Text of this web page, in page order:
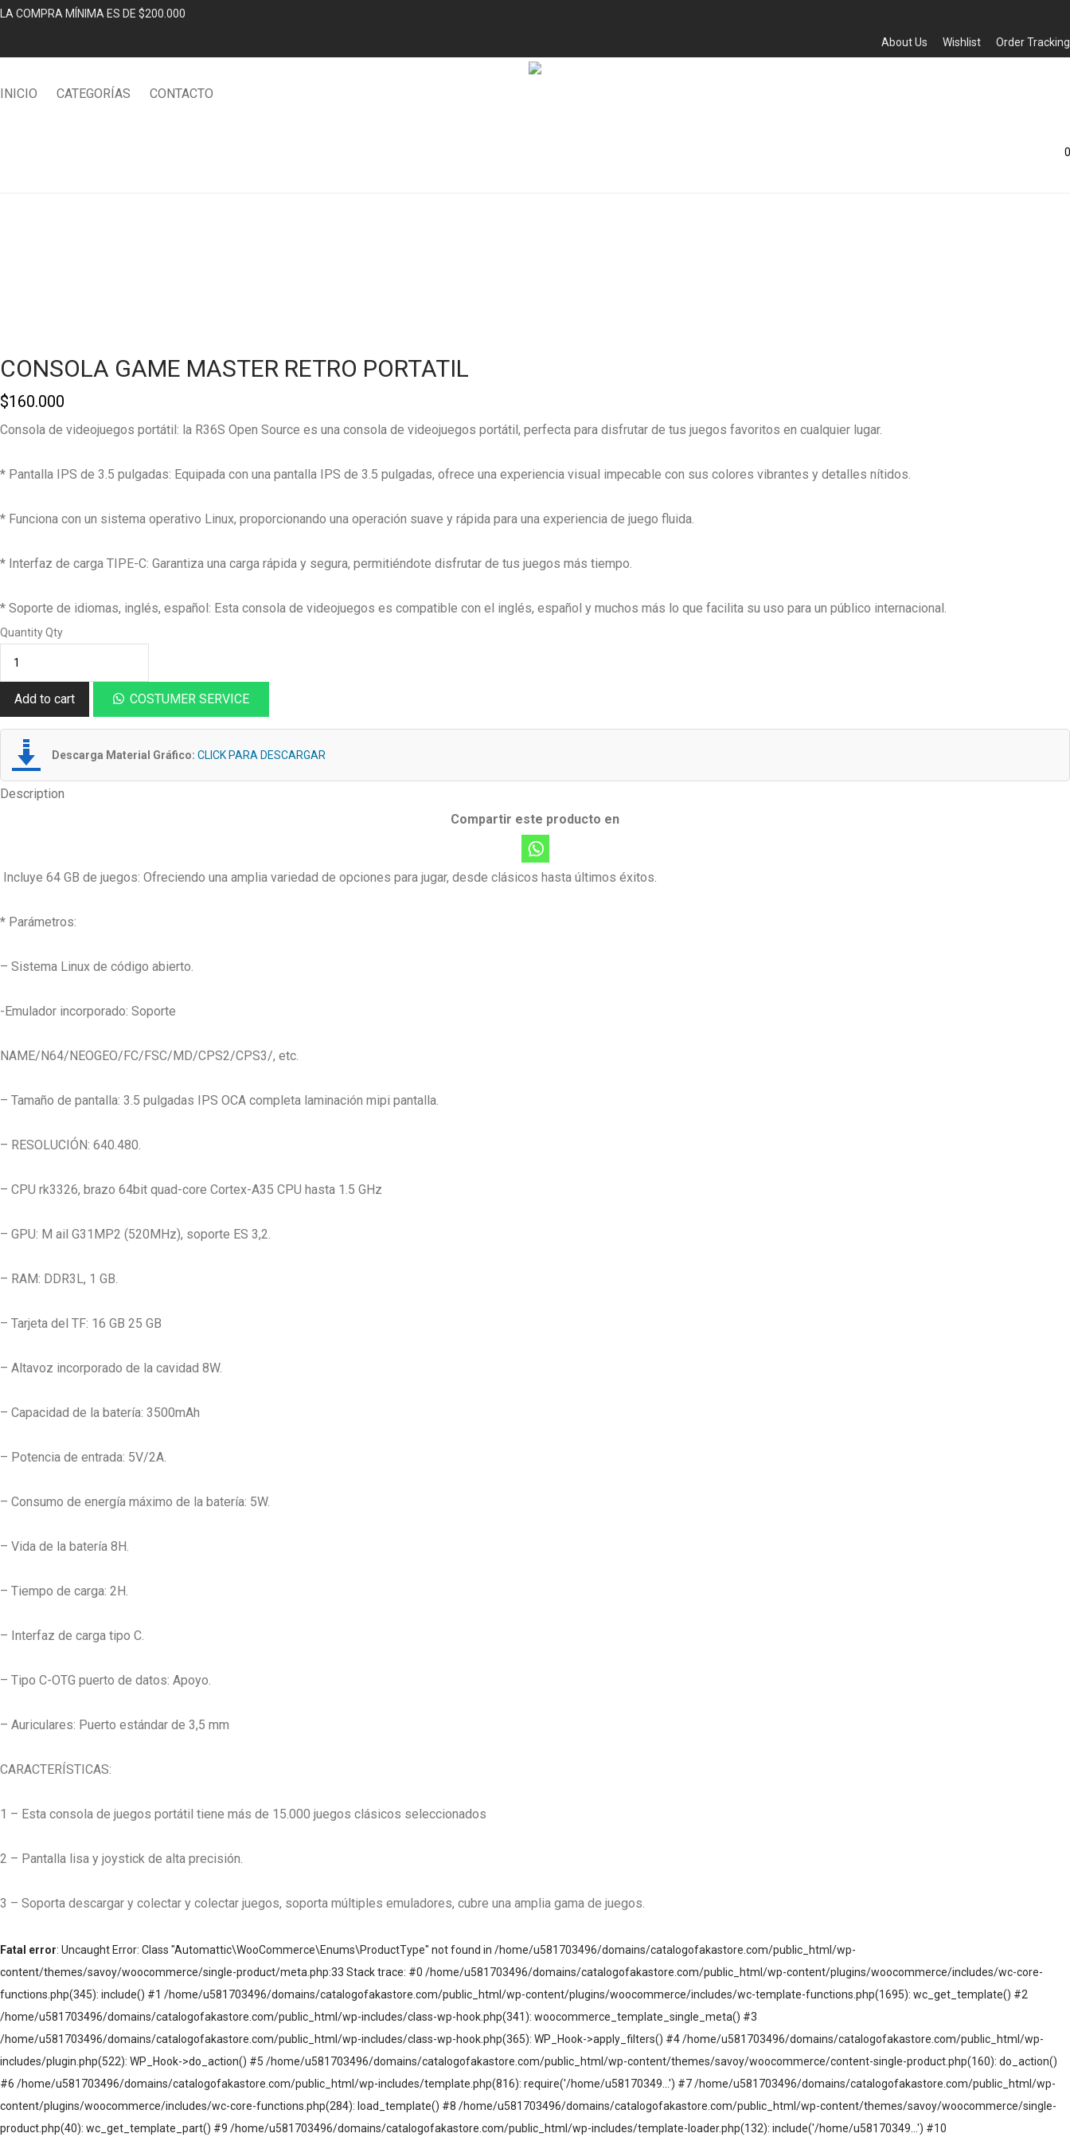
LA COMPRA MÍNIMA ES DE $200.000
About Us Wishlist Order Tracking
INICIO CATEGORÍAS CONTACTO
0
CONSOLA GAME MASTER RETRO PORTATIL
$160.000
Consola de videojuegos portátil: la R36S Open Source es una consola de videojuegos portátil, perfecta para disfrutar de tus juegos favoritos en cualquier lugar.
* Pantalla IPS de 3.5 pulgadas: Equipada con una pantalla IPS de 3.5 pulgadas, ofrece una experiencia visual impecable con sus colores vibrantes y detalles nítidos.
* Funciona con un sistema operativo Linux, proporcionando una operación suave y rápida para una experiencia de juego fluida.
* Interfaz de carga TIPE-C: Garantiza una carga rápida y segura, permitiéndote disfrutar de tus juegos más tiempo.
* Soporte de idiomas, inglés, español: Esta consola de videojuegos es compatible con el inglés, español y muchos más lo que facilita su uso para un público internacional.
QuantityQty
Add to cart COSTUMER SERVICE
Descarga Material Gráfico: CLICK PARA DESCARGAR
Description
Compartir este producto en
Incluye 64 GB de juegos: Ofreciendo una amplia variedad de opciones para jugar, desde clásicos hasta últimos éxitos.
* Parámetros:
– Sistema Linux de código abierto.
-Emulador incorporado: Soporte
NAME/N64/NEOGEO/FC/FSC/MD/CPS2/CPS3/, etc.
– Tamaño de pantalla: 3.5 pulgadas IPS OCA completa laminación mipi pantalla.
– RESOLUCIÓN: 640.480.
– CPU rk3326, brazo 64bit quad-core Cortex-A35 CPU hasta 1.5 GHz
– GPU: M ail G31MP2 (520MHz), soporte ES 3,2.
– RAM: DDR3L, 1 GB.
– Tarjeta del TF: 16 GB 25 GB
– Altavoz incorporado de la cavidad 8W.
– Capacidad de la batería: 3500mAh
– Potencia de entrada: 5V/2A.
– Consumo de energía máximo de la batería: 5W.
– Vida de la batería 8H.
– Tiempo de carga: 2H.
– Interfaz de carga tipo C.
– Tipo C-OTG puerto de datos: Apoyo.
– Auriculares: Puerto estándar de 3,5 mm
CARACTERÍSTICAS:
1 – Esta consola de juegos portátil tiene más de 15.000 juegos clásicos seleccionados
2 – Pantalla lisa y joystick de alta precisión.
3 – Soporta descargar y colectar y colectar juegos, soporta múltiples emuladores, cubre una amplia gama de juegos.
Fatal error: Uncaught Error: Class "Automattic\WooCommerce\Enums\ProductType" not found in /home/u581703496/domains/catalogofakastore.com/public_html/wp-
content/themes/savoy/woocommerce/single-product/meta.php:33 Stack trace: #0 /home/u581703496/domains/catalogofakastore.com/public_html/wp-content/plugins/woocommerce/includes/wc-core-
functions.php(345): include() #1 /home/u581703496/domains/catalogofakastore.com/public_html/wp-content/plugins/woocommerce/includes/wc-template-functions.php(1695): wc_get_template() #2
/home/u581703496/domains/catalogofakastore.com/public_html/wp-includes/class-wp-hook.php(341): woocommerce_template_single_meta() #3
/home/u581703496/domains/catalogofakastore.com/public_html/wp-includes/class-wp-hook.php(365): WP_Hook->apply_filters() #4 /home/u581703496/domains/catalogofakastore.com/public_html/wp-
includes/plugin.php(522): WP_Hook->do_action() #5 /home/u581703496/domains/catalogofakastore.com/public_html/wp-content/themes/savoy/woocommerce/content-single-product.php(160): do_action()
#6 /home/u581703496/domains/catalogofakastore.com/public_html/wp-includes/template.php(816): require('/home/u58170349...') #7 /home/u581703496/domains/catalogofakastore.com/public_html/wp-
content/plugins/woocommerce/includes/wc-core-functions.php(284): load_template() #8 /home/u581703496/domains/catalogofakastore.com/public_html/wp-content/themes/savoy/woocommerce/single-
product.php(40): wc_get_template_part() #9 /home/u581703496/domains/catalogofakastore.com/public_html/wp-includes/template-loader.php(132): include('/home/u58170349...') #10